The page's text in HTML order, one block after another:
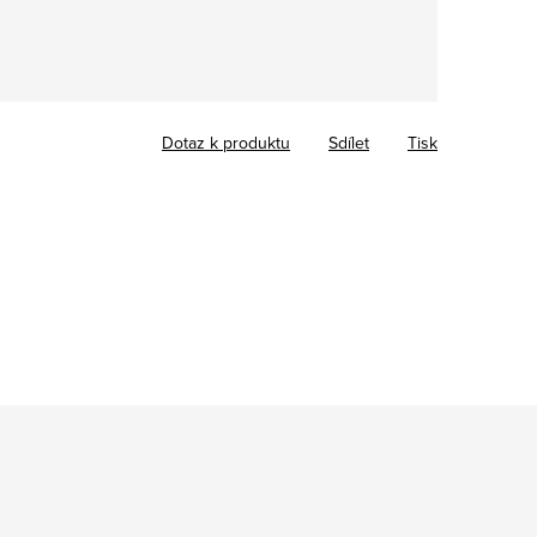
Tisk
Dotaz k produktu Sdílet